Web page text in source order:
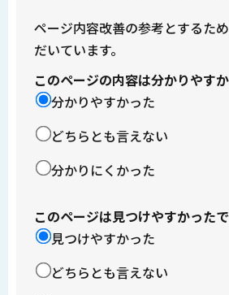
ページ内容改善の参考とするた
だいています。
このページの内容は分かりやす
分かりやすかった
どちらとも言えない
分かりにくかった
このページは見つけやすかった
見つけやすかった
どちらとも言えない